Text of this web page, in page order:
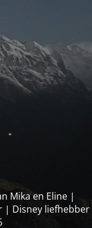
Mika en Eline |
| Disney liefhebber